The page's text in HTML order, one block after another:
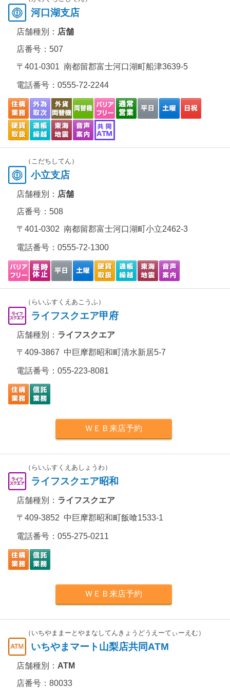
河口湖支店
店舗種別： 店舗
店番号：507
〒401-0301 南都留郡富士河口湖町船津3639-5
電話番号： 0555-72-2244
（こだちしてん）
小立支店
店舗種別： 店舗
店番号：508
〒401-0302 南都留郡富士河口湖町小立2462-3
電話番号： 0555-72-1300
（らいふすくえあこうふ）
ライフスクエア甲府
店舗種別： ライフスクエア
〒409-3867 中巨摩郡昭和町清水新居5-7
電話番号： 055-223-8081
ＷＥＢ来店予約
（らいふすくえあしょうわ）
ライフスクエア昭和
店舗種別： ライフスクエア
〒409-3852 中巨摩郡昭和町飯喰1533-1
電話番号： 055-275-0211
ＷＥＢ来店予約
（いちやままーとやまなしてんきょうどうえーてぃーえむ）
いちやまマート山梨店共同ATM
店舗種別： ATM
店番号：80033